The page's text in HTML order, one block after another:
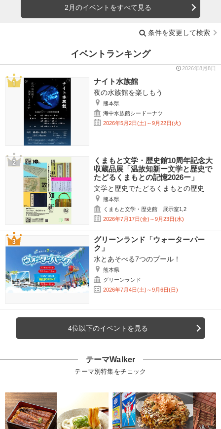
2月のイベントをすべて見る
条件を変更して検索
イベントランキング
2026年8月8日
ナイト水族館
夜の水族館を楽しもう
熊本県
海中水族館シードーナツ
2026年5月2日(土)～9月22日(火)
くまもと文学・歴史館10周年記念大
収蔵品展「温故知新ー文学と歴史で
たどるくまもとの記憶2026ー」
文学と歴史でたどるくまもとの歴史
熊本県
くまもと文学・歴史館 展示室1,2
2026年7月17日(金)～9月23日(水)
グリーンランド「ウォーターパー
ク」
水とあそべる7つのプール！
熊本県
グリーンランド
2026年7月4日(土)～9月6日(日)
4位以下のイベントを見る
テーマWalker
テーマ別特集をチェック